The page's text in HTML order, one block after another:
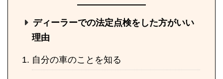
ディーラーでの法定点検をした方がいい
理由
自分の車のことを知る